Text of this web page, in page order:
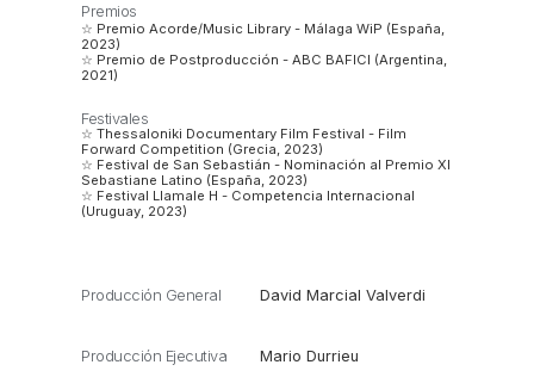
Premios
☆ Premio Acorde/Music Library - Málaga WiP (España,
2023)
☆ Premio de Postproducción - ABC BAFICI (Argentina,
2021)
Festivales
☆ Thessaloniki Documentary Film Festival - Film
Forward Competition (Grecia, 2023)
☆ Festival de San Sebastián - Nominación al Premio XI
Sebastiane Latino (España, 2023)
☆ Festival Llamale H - Competencia Internacional
(Uruguay, 2023)
Producción General David Marcial Valverdi
Producción Ejecutiva Mario Durrieu